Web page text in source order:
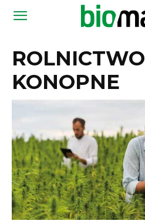
Magazyn
ROLNICTWO
KONOPNE